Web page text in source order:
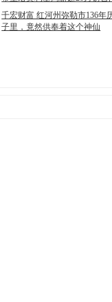
千宏财富 红河州弥勒市136年
子里，竟然供奉着这个神仙